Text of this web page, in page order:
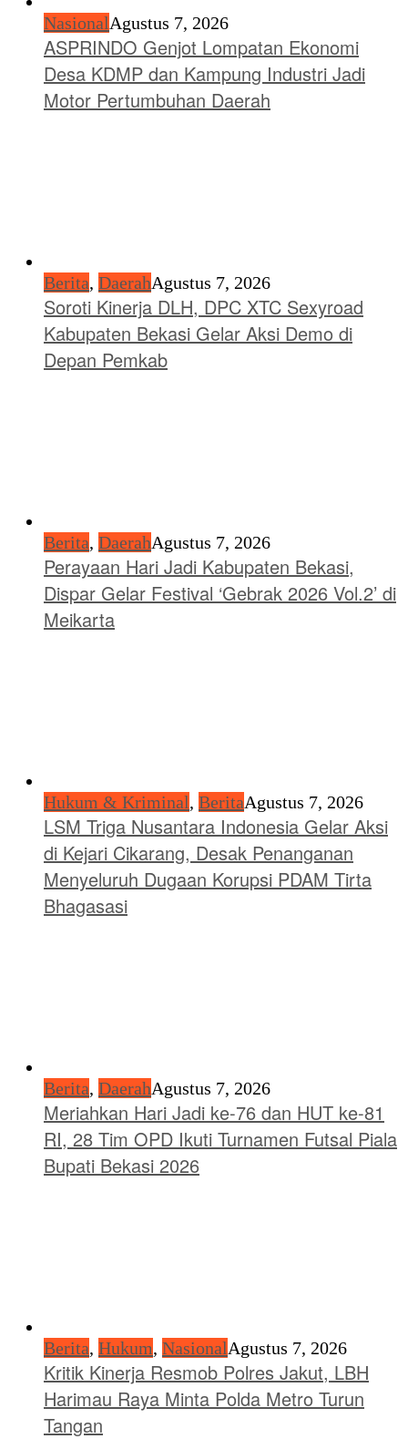
NasionalAgustus 7, 2026
ASPRINDO Genjot Lompatan Ekonomi
Desa KDMP dan Kampung Industri Jadi
Motor Pertumbuhan Daerah
Berita, DaerahAgustus 7, 2026
Soroti Kinerja DLH, DPC XTC Sexyroad
Kabupaten Bekasi Gelar Aksi Demo di
Depan Pemkab
Berita, DaerahAgustus 7, 2026
Perayaan Hari Jadi Kabupaten Bekasi,
Dispar Gelar Festival ‘Gebrak 2026 Vol.2’ di
Meikarta
Hukum & Kriminal, BeritaAgustus 7, 2026
LSM Triga Nusantara Indonesia Gelar Aksi
di Kejari Cikarang, Desak Penanganan
Menyeluruh Dugaan Korupsi PDAM Tirta
Bhagasasi
Berita, DaerahAgustus 7, 2026
Meriahkan Hari Jadi ke-76 dan HUT ke-81
RI, 28 Tim OPD Ikuti Turnamen Futsal Piala
Bupati Bekasi 2026
Berita, Hukum, NasionalAgustus 7, 2026
Kritik Kinerja Resmob Polres Jakut, LBH
Harimau Raya Minta Polda Metro Turun
Tangan